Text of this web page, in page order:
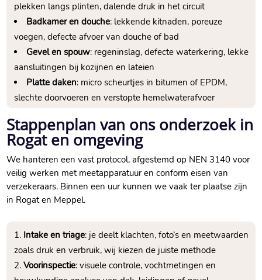
plekken langs plinten, dalende druk in het circuit
Badkamer en douche: lekkende kitnaden, poreuze
voegen, defecte afvoer van douche of bad
Gevel en spouw: regeninslag, defecte waterkering, lekke
aansluitingen bij kozijnen en lateien
Platte daken: micro scheurtjes in bitumen of EPDM,
slechte doorvoeren en verstopte hemelwaterafvoer
Stappenplan van ons onderzoek in
Rogat en omgeving
We hanteren een vast protocol, afgestemd op NEN 3140 voor
veilig werken met meetapparatuur en conform eisen van
verzekeraars.​ Binnen een uur kunnen we vaak ter plaatse zijn
in Rogat en Meppel.​
Intake en triage: je deelt klachten, foto’s en meetwaarden
zoals druk en verbruik, wij kiezen de juiste methode
Voorinspectie: visuele controle, vochtmetingen en